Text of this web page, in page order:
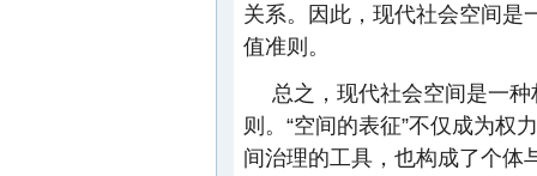
关系。因此，现代社会空间是
值准则。
总之，现代社会空间是一
则。“空间的表征”不仅成为权
间治理的工具，也构成了个体